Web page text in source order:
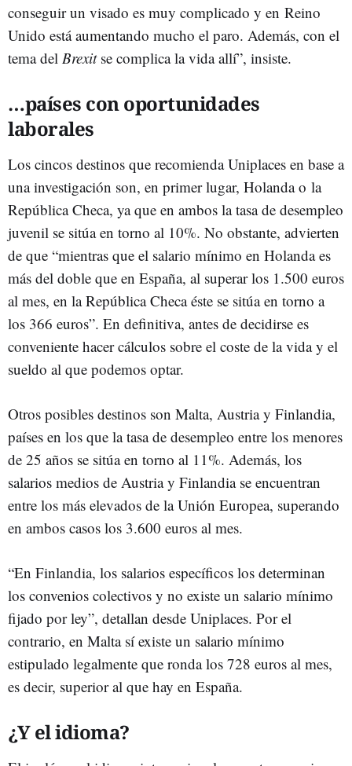
conseguir un visado es muy complicado y en Reino
Unido está aumentando mucho el paro. Además, con el
tema del Brexit se complica la vida allí”, insiste.
…países con oportunidades
laborales
Los cincos destinos que recomienda Uniplaces en base a
una investigación son, en primer lugar, Holanda o la
República Checa, ya que en ambos la tasa de desempleo
juvenil se sitúa en torno al 10%. No obstante, advierten
de que “mientras que el salario mínimo en Holanda es
más del doble que en España, al superar los 1.500 euros
al mes, en la República Checa éste se sitúa en torno a
los 366 euros”. En definitiva, antes de decidirse es
conveniente hacer cálculos sobre el coste de la vida y el
sueldo al que podemos optar.
Otros posibles destinos son Malta, Austria y Finlandia,
países en los que la tasa de desempleo entre los menores
de 25 años se sitúa en torno al 11%. Además, los
salarios medios de Austria y Finlandia se encuentran
entre los más elevados de la Unión Europea, superando
en ambos casos los 3.600 euros al mes.
“En Finlandia, los salarios específicos los determinan
los convenios colectivos y no existe un salario mínimo
fijado por ley”, detallan desde Uniplaces. Por el
contrario, en Malta sí existe un salario mínimo
estipulado legalmente que ronda los 728 euros al mes,
es decir, superior al que hay en España.
¿Y el idioma?